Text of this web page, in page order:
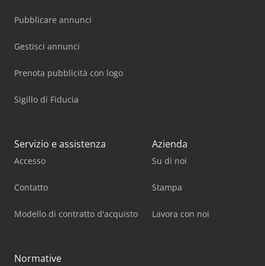
Pubblicare annunci
Gestisci annunci
Prenota pubblicità con logo
Sigillo di Fiducia
Servizio e assistenza
Accesso
Contatto
Modello di contratto d'acquisto
Azienda
Su di noi
Stampa
Lavora con noi
Normative